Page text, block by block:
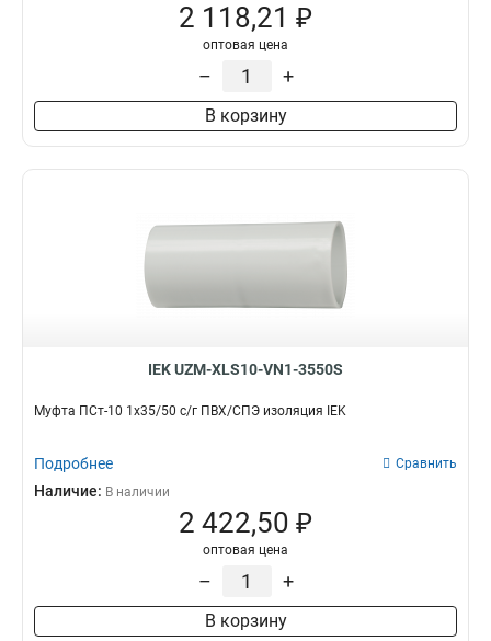
2 118,21 ₽
оптовая цена
– +
В корзину
IEK UZM-XLS10-VN1-3550S
Муфта ПСт-10 1х35/50 с/г ПВХ/СПЭ изоляция IEK
Подробнее Сравнить
Наличие: В наличии
2 422,50 ₽
оптовая цена
– +
В корзину